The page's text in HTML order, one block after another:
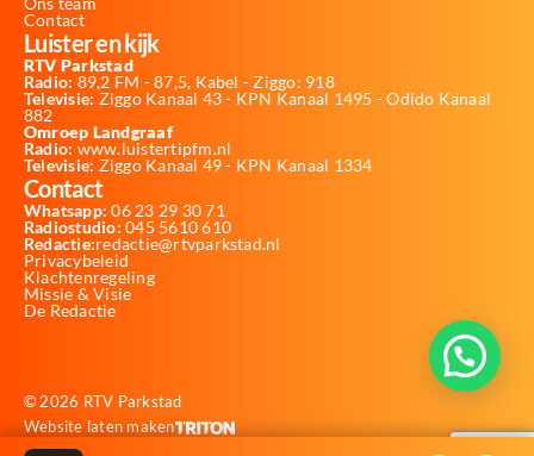
Contact
Luister en kijk
RTV Parkstad
Radio: 89,2 FM - 87,5, Kabel - Ziggo: 918
Televisie: Ziggo Kanaal 43 - KPN Kanaal 1495 - Odido Kanaal
882
Omroep Landgraaf
Radio: www.luistertipfm.nl
Televisie: Ziggo Kanaal 49 - KPN Kanaal 1334
Contact
Whatsapp: 06 23 29 30 71
Radiostudio: 045 5610 610
Redactie:redactie@rtvparkstad.nl
Privacybeleid
Klachtenregeling
Missie & Visie
De Redactie
© 2026 RTV Parkstad
Website laten maken